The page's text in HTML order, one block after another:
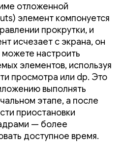
отложенной
элемент компонуется
прокрутки, и
исчезает с экрана, он
можете настроить
элементов, используя
просмотра или dp. Это
выполнять
этапе, а после
приостановки
— более
доступное время.